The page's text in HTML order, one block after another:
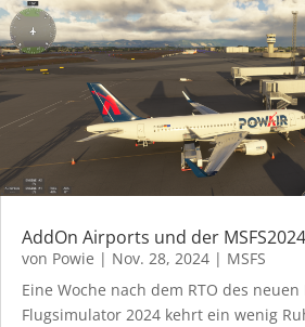
AddOn Airports und der MSFS2024
von Powie | Nov. 28, 2024 | MSFS
Eine Woche nach dem RTO des
Flugsimulator 2024 kehrt ein wenig